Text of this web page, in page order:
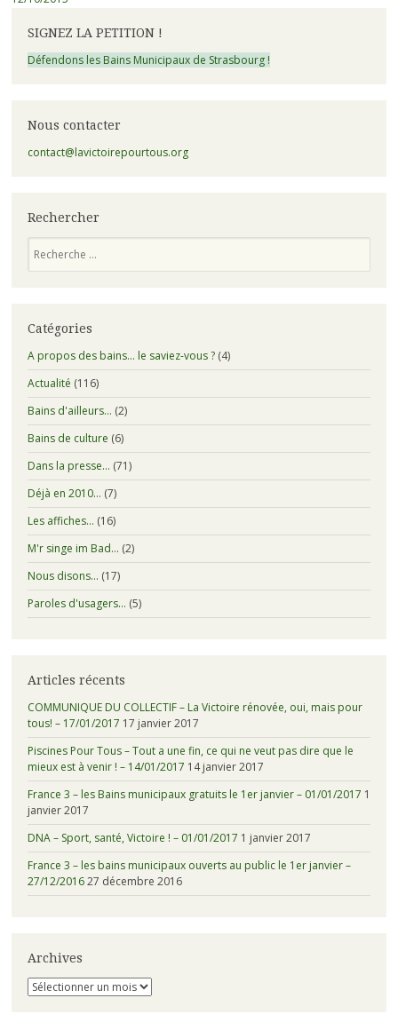
SIGNEZ LA PETITION !
Défendons les Bains Municipaux de Strasbourg !
Nous contacter
contact@lavictoirepourtous.org
Rechercher
Catégories
A propos des bains… le saviez-vous ?(4)
Actualité (116)
Bains d'ailleurs… (2)
Bains de culture (6)
Dans la presse… (71)
Déjà en 2010… (7)
Les affiches… (16)
M'r singe im Bad… (2)
Nous disons… (17)
Paroles d'usagers… (5)
Articles récents
COMMUNIQUE DU COLLECTIF – La Victoire rénovée, oui, mais pour
tous! – 17/01/2017 17 janvier 2017
Piscines Pour Tous – Tout a une fin, ce qui ne veut pas dire que le
mieux est à venir ! – 14/01/2017 14 janvier 2017
France 3 – les Bains municipaux gratuits le 1er janvier – 01/01/2017 1
janvier 2017
DNA – Sport, santé, Victoire ! – 01/01/2017 1 janvier 2017
France 3 – les bains municipaux ouverts au public le 1er janvier –
27/12/201627 décembre 2016
Archives
Archives